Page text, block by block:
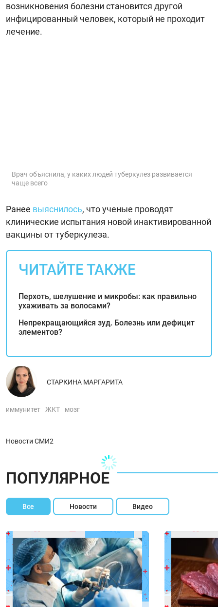
возникновения болезни становится другой
инфицированный человек, который не проходит
лечение.
Врач объяснила, у каких людей туберкулез развивается
чаще всего
Ранее выяснилось, что ученые проводят
клинические испытания новой инактивированной
вакцины от туберкулеза.
ЧИТАЙТЕ ТАКЖЕ
Перхоть, шелушение и микробы: как правильно
ухаживать за волосами?
Непрекращающийся зуд. Болезнь или дефицит
элементов?
СТАРКИНА МАРГАРИТА
иммунитет ЖКТ мозг
Новости СМИ2
ПОПУЛЯРНОЕ
Все Новости Видео